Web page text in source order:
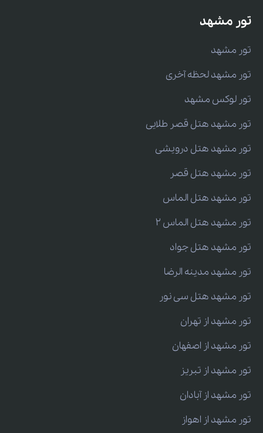
تور مشهد
تور مشهد
تور مشهد لحظه آخری
تور لوکس مشهد
تور مشهد هتل قصر طلایی
تور مشهد هتل درویشی
تور مشهد هتل قصر
تور مشهد هتل الماس
تور مشهد هتل الماس 2
تور مشهد هتل جواد
تور مشهد مدینه الرضا
تور مشهد هتل سی نور
تور مشهد از تهران
تور مشهد از اصفهان
تور مشهد از تبریز
تور مشهد از آبادان
تور مشهد از اهواز